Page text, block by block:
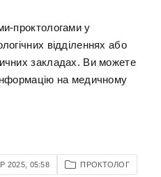
проктологами у
відділеннях або
закладах. Ви можете
на медичному
2025, 05:58 ПРОКТОЛОГ